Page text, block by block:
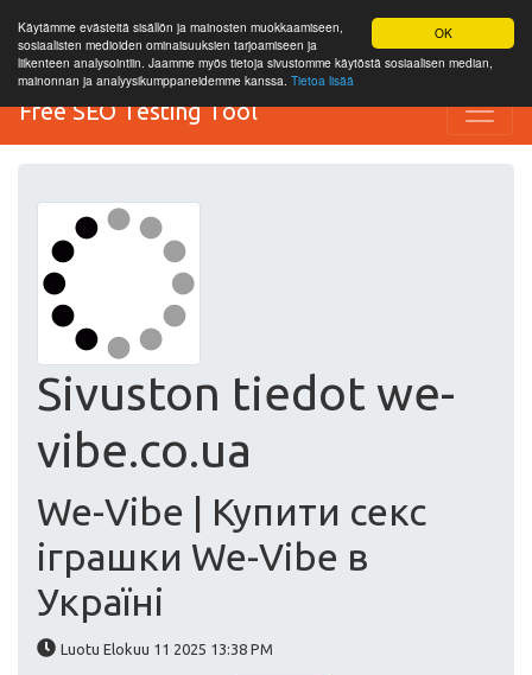
OK
Käytämme evästeitä sisällön ja mainosten muokkaamiseen,
sosiaalisten medioiden ominaisuuksien tarjoamiseen ja
liikenteen analysointiin. Jaamme myös tietoja sivustomme käytöstä sosiaalisen median,
mainonnan ja analyysikumppaneidemme kanssa. Tietoa lisää
Free SEO Testing Tool
Sivuston tiedot we-
vibe.co.ua
We-Vibe | Купити секс
іграшки We-Vibe в
Україні
Luotu Elokuu 11 2025 13:38 PM